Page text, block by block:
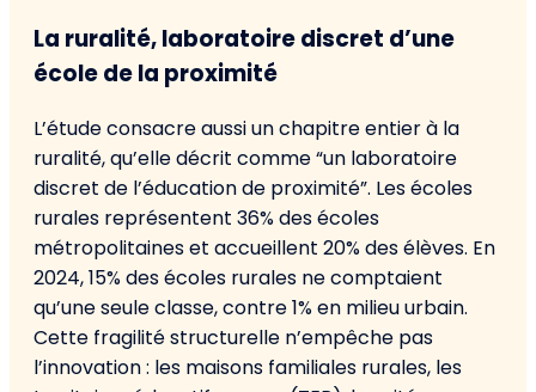
La ruralité, laboratoire discret d’une
école de la proximité
L’étude consacre aussi un chapitre entier à la
ruralité, qu’elle décrit comme “un laboratoire
discret de l’éducation de proximité”. Les écoles
rurales représentent 36% des écoles
métropolitaines et accueillent 20% des élèves. En
2024, 15% des écoles rurales ne comptaient
qu’une seule classe, contre 1% en milieu urbain.
Cette fragilité structurelle n’empêche pas
l’innovation : les maisons familiales rurales, les